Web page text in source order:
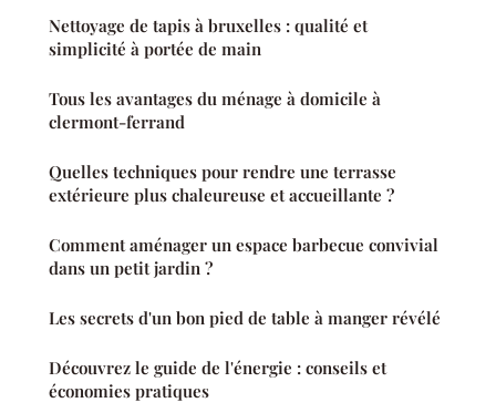
Nettoyage de tapis à bruxelles : qualité et
simplicité à portée de main
Tous les avantages du ménage à domicile à
clermont-ferrand
Quelles techniques pour rendre une terrasse
extérieure plus chaleureuse et accueillante ?
Comment aménager un espace barbecue convivial
dans un petit jardin ?
Les secrets d'un bon pied de table à manger révélé
Découvrez le guide de l'énergie : conseils et
économies pratiques